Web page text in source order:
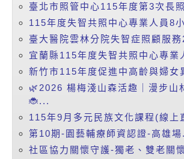
臺北市照管中心115年度第3次長
115年度失智共照中心專業人員8
臺大醫院雲林分院失智症照顧服
宜蘭縣115年度失智共照中心專
新竹市115年度促進中高齡與婦女
🌿2026 楊梅淺山森活趣｜漫步
🐞...
115年9月多元民族文化課程(線上
第10期-園藝輔療師資認證-高雄
社區協力關懷守護-獨老、雙老關